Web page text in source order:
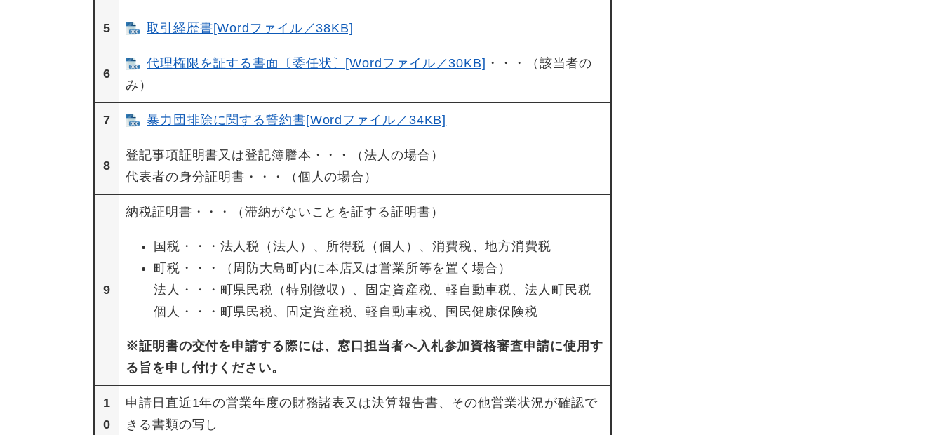
5 取引経歴書[Wordファイル／38KB]
6
代理権限を証する書面〔委任状〕[Wordファイル／30KB] ・・・（該当者の
み）
7 暴力団排除に関する誓約書[Wordファイル／34KB]
8
登記事項証明書又は登記簿謄本・・・（法人の場合）
代表者の身分証明書・・・（個人の場合）
9
納税証明書・・・（滞納がないことを証する証明書）
国税・・・法人税（法人）、所得税（個人）、消費税、地方消費税
町税・・・（周防大島町内に本店又は営業所等を置く場合）
法人・・・町県民税（特別徴収）、固定資産税、軽自動車税、法人町民税
個人・・・町県民税、固定資産税、軽自動車税、国民健康保険税
※証明書の交付を申請する際には、窓口担当者へ入札参加資格審査申請に使用す
る旨を申し付けください。
1
0
申請日直近1年の営業年度の財務諸表又は決算報告書、その他営業状況が確認で
きる書類の写し